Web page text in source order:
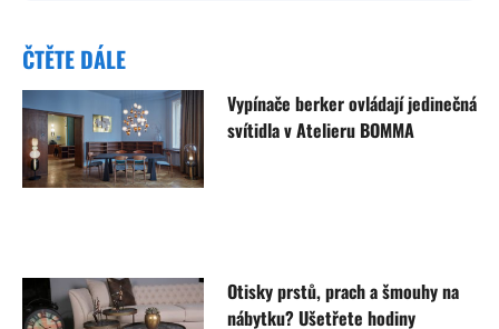
ČTĚTE DÁLE
Vypínače berker ovládají jedinečná
svítidla v Atelieru BOMMA
Otisky prstů, prach a šmouhy na
nábytku? Ušetřete hodiny